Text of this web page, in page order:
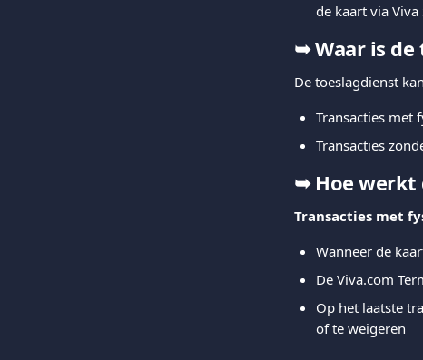
de kaart via Viva
➥ Waar is
De toeslagdienst
Transacties met
Transacties
➥ Hoe werkt
Transacties met
Wanneer de
De Viva.com
Op het laatste
of te weigeren